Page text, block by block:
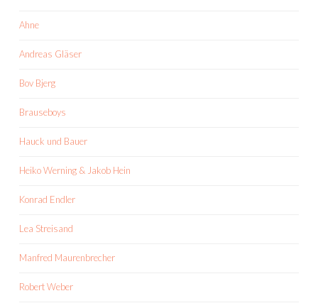
Ahne
Andreas Gläser
Bov Bjerg
Brauseboys
Hauck und Bauer
Heiko Werning & Jakob Hein
Konrad Endler
Lea Streisand
Manfred Maurenbrecher
Robert Weber